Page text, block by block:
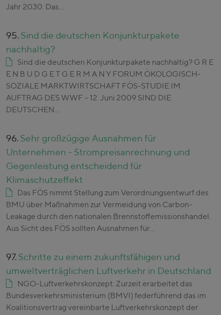
Jahr 2030. Das…
95. Sind die deutschen Konjunkturpakete
nachhaltig?
Sind die deutschen Konjunkturpakete nachhaltig? G R E
E N B U D G E T G E R M A N Y FORUM ÖKOLOGISCH-
SOZIALE MARKTWIRTSCHAFT FÖS-STUDIE IM
AUFTRAG DES WWF – 12. Juni 2009 SIND DIE
DEUTSCHEN…
96. Sehr großzügige Ausnahmen für
Unternehmen - Strompreisanrechnung und
Gegenleistung entscheidend für
Klimaschutzeffekt
Das FÖS nimmt Stellung zum Verordnungsentwurf des
BMU über Maßnahmen zur Vermeidung von Carbon-
Leakage durch den nationalen Brennstoffemissionshandel.
Aus Sicht des FÖS sollten Ausnahmen für…
97. Schritte zu einem zukunftsfähigen und
umweltverträglichen Luftverkehr in Deutschland
NGO-Luftverkehrskonzept: Zurzeit erarbeitet das
Bundesverkehrsministerium (BMVI) federführend das im
Koalitionsvertrag vereinbarte Luftverkehrskonzept der